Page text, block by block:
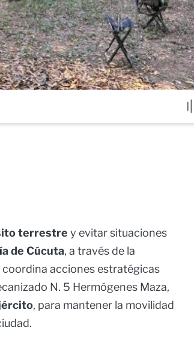
terrestre y evitar situaciones
de Cúcuta, a través de la
coordina acciones estratégicas
N. 5 Hermógenes Maza,
, para mantener la movilidad